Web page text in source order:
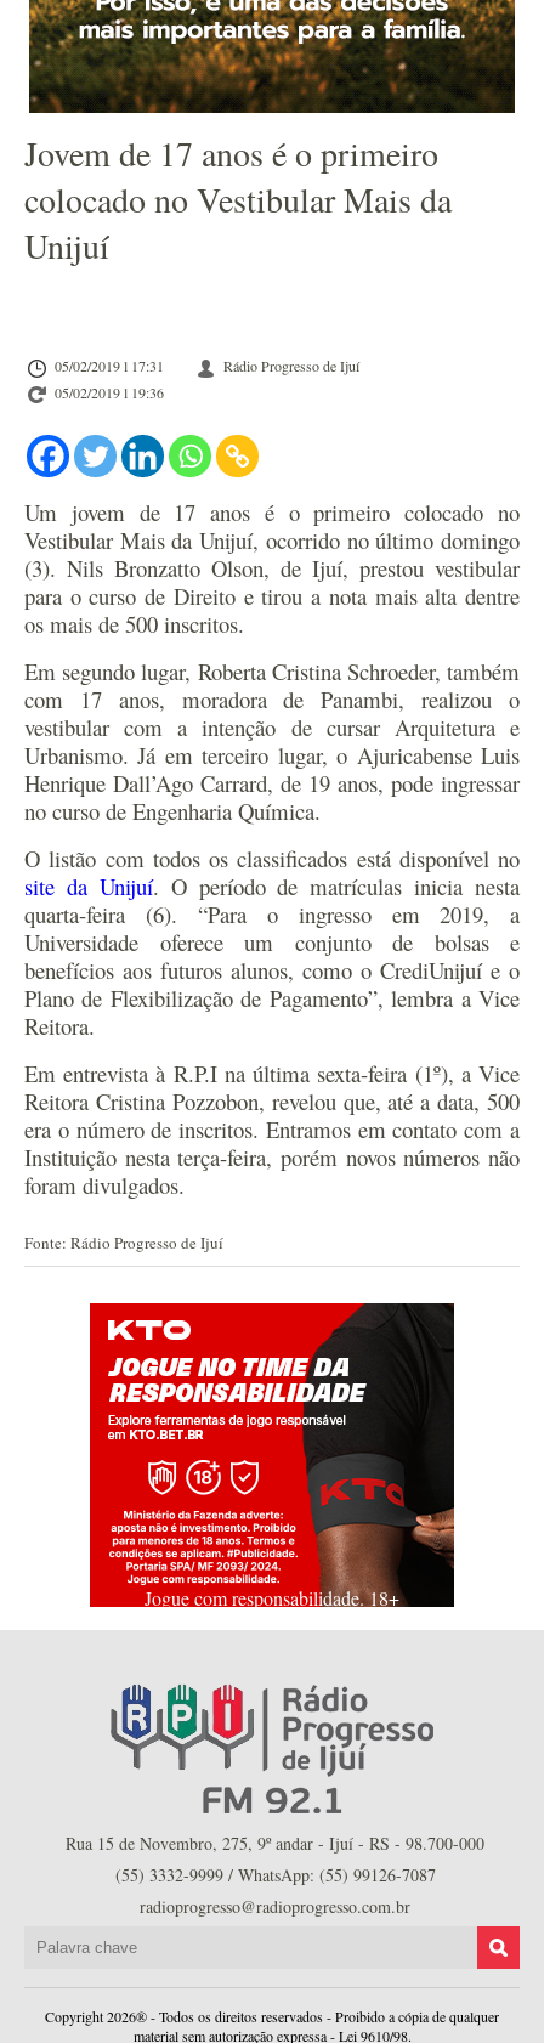
Jovem de 17 anos é o primeiro
colocado no Vestibular Mais da
Unijuí
05/02/2019 l 17:31
Rádio Progresso de Ijuí
05/02/2019 l 19:36
Um jovem de 17 anos é o primeiro colocado no
Vestibular Mais da Unijuí, ocorrido no último domingo
(3). Nils Bronzatto Olson, de Ijuí, prestou vestibular
para o curso de Direito e tirou a nota mais alta dentre
os mais de 500 inscritos.
Em segundo lugar, Roberta Cristina Schroeder, também
com 17 anos, moradora de Panambi, realizou o
vestibular com a intenção de cursar Arquitetura e
Urbanismo. Já em terceiro lugar, o Ajuricabense Luis
Henrique Dall’Ago Carrard, de 19 anos, pode ingressar
no curso de Engenharia Química.
O listão com todos os classificados está disponível no
site da Unijuí. O período de matrículas inicia nesta
quarta-feira (6). “Para o ingresso em 2019, a
Universidade oferece um conjunto de bolsas e
benefícios aos futuros alunos, como o CrediUnijuí e o
Plano de Flexibilização de Pagamento”, lembra a Vice
Reitora.
Em entrevista à R.P.I na última sexta-feira (1º), a Vice
Reitora Cristina Pozzobon, revelou que, até a data, 500
era o número de inscritos. Entramos em contato com a
Instituição nesta terça-feira, porém novos números não
foram divulgados.
Fonte: Rádio Progresso de Ijuí
Jogue com responsabilidade. 18+
Rua 15 de Novembro, 275, 9º andar - Ijuí - RS - 98.700-000
(55) 3332-9999 / WhatsApp: (55) 99126-7087
radioprogresso@radioprogresso.com.br
Copyright 2026® - Todos os direitos reservados - Proibido a cópia de qualquer
material sem autorização expressa - Lei 9610/98.